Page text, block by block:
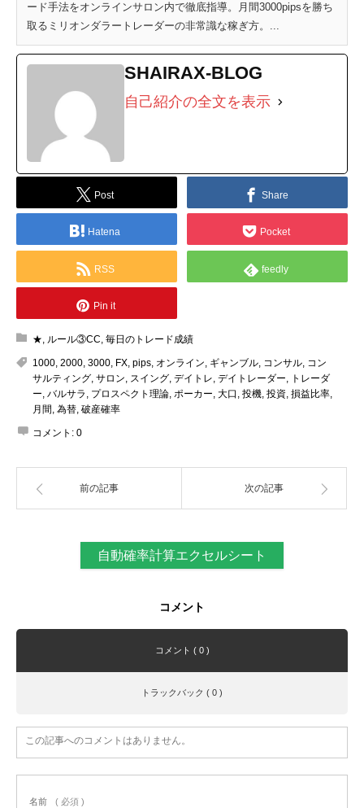
ード手法をオンラインサロン内で徹底指導。月間3000pipsを勝ち
取るミリオンダラートレーダーの非常識な稼ぎ方。...
SHAIRAX-BLOG
自己紹介の全文を表示
Post Share
Hatena Pocket
RSS feedly
Pin it
★ ルール③CC 毎日のトレード成績
1000 2000 3000 FX pips オンライン ギャンブル コンサル コン
サルティング サロン スイング デイトレ デイトレーダー
トレーダ
ー バルサラ プロスペクト理論 ポーカー 大口 投機 投資 損益比率
月間 為替 破産確率
コメント: 0
前の記事 次の記事
自動確率計算エクセルシート
コメント
コメント ( 0 )
トラックバック ( 0 )
この記事へのコメントはありません。
名前 ( 必須 )